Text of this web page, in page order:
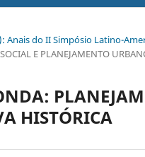
Anais do II Simpósio Latino-
E PLANEJAMENTO
HISTÓRICA